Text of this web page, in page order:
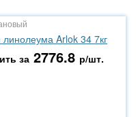
Arlok 34 7кг
за 2776.8 р/шт.